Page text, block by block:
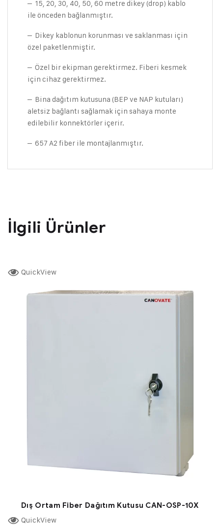
– 15, 20, 30, 40, 50, 60 metre dikey (drop) kablo
ile önceden bağlanmıştır.
– Dikey kablonun korunması ve saklanması için
özel paketlenmiştir.
– Özel bir ekipman gerektirmez. Fiberi kesmek
için cihaz gerektirmez.
– Bina dağıtım kutusuna (BEP ve NAP kutuları)
aletsiz bağlantı sağlamak için sahaya monte
edilebilir konnektörler içerir.
– 657 A2 fiber ile montajlanmıştır.
İlgili Ürünler
QuickView
Dış Ortam Fiber Dağıtım Kutusu CAN-OSP-10X
QuickView